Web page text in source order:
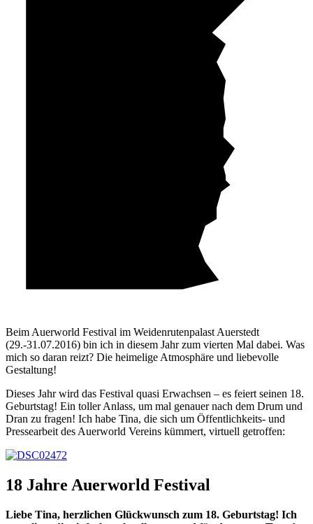
Beim Auerworld Festival im Weidenrutenpalast Auerstedt
(29.-31.07.2016) bin ich in diesem Jahr zum vierten Mal dabei. Was
mich so daran reizt? Die heimelige Atmosphäre und liebevolle
Gestaltung!
Dieses Jahr wird das Festival quasi Erwachsen – es feiert seinen 18.
Geburtstag! Ein toller Anlass, um mal genauer nach dem Drum und
Dran zu fragen! Ich habe Tina, die sich um Öffentlichkeits- und
Pressearbeit des Auerworld Vereins kümmert, virtuell getroffen:
18 Jahre Auerworld Festival
Liebe Tina, herzlichen Glückwunsch zum 18. Geburtstag! Ich